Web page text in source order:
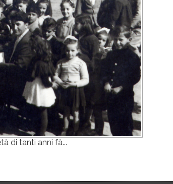
di tanti anni fà...